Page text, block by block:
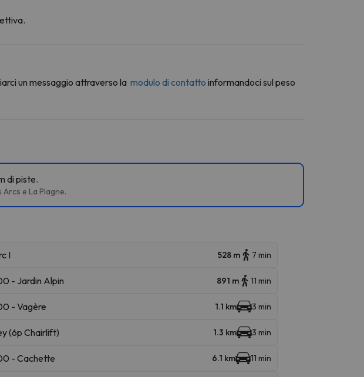
un messaggio attraverso la modulo di contatto informandoci sul peso
di piste.
e La Plagne.
I 528 m 7 min
- Jardin Alpin 891 m 11 min
- Vagère 1.1 km 3 min
(6p Chairlift) 1.3 km 3 min
- Cachette 6.1 km 11 min